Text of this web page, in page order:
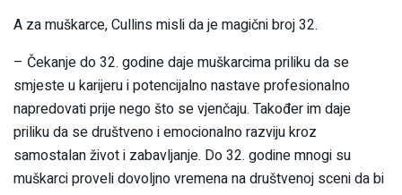
A za muškarce, Cullins misli da je magični broj 32.
– Čekanje do 32. godine daje muškarcima priliku da se
smjeste u karijeru i potencijalno nastave profesionalno
napredovati prije nego što se vjenčaju. Također im daje
priliku da se društveno i emocionalno razviju kroz
samostalan život i zabavljanje. Do 32. godine mnogi su
muškarci proveli dovoljno vremena na društvenoj sceni da bi